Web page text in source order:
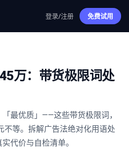
登录/注册 免费试用
万：带货极限词处
「最优质」——这些带货极限词，
不等。拆解广告法绝对化用语处
代价与自检清单。